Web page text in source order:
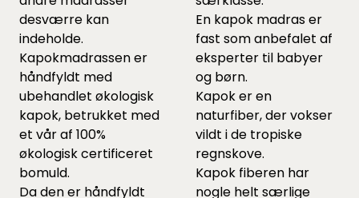
desværre kan
indeholde.
Kapokmadrassen er
håndfyldt med
ubehandlet økologisk
kapok, betrukket med
et vår af 100%
økologisk certificeret
bomuld.
Da den er håndfyldt
En kapok madras er
fast som anbefalet af
eksperter til babyer
og børn.
Kapok er en
naturfiber, der vokser
vildt i de tropiske
regnskove.
Kapok fiberen har
nogle helt særlige